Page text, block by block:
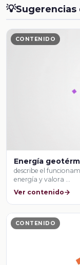
💡
CONTENIDO
Energía
describe el
energía y valora …
Ver contenido
CONTENIDO